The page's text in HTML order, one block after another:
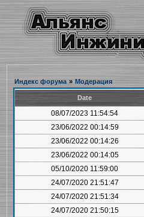
Индекс форума » Модерация
Date
08/07/2023 11:54:54
23/06/2022 00:14:59
23/06/2022 00:14:26
23/06/2022 00:14:05
05/10/2020 11:59:00
24/07/2020 21:51:47
24/07/2020 21:51:34
24/07/2020 21:50:15